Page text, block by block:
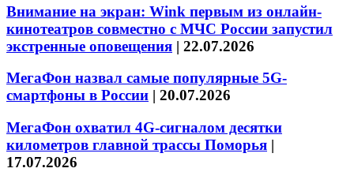
Внимание на экран: Wink первым из онлайн-
кинотеатров совместно с МЧС России запустил
экстренные оповещения | 22.07.2026
МегаФон назвал самые популярные 5G-
смартфоны в России | 20.07.2026
МегаФон охватил 4G-сигналом десятки
километров главной трассы Поморья |
17.07.2026